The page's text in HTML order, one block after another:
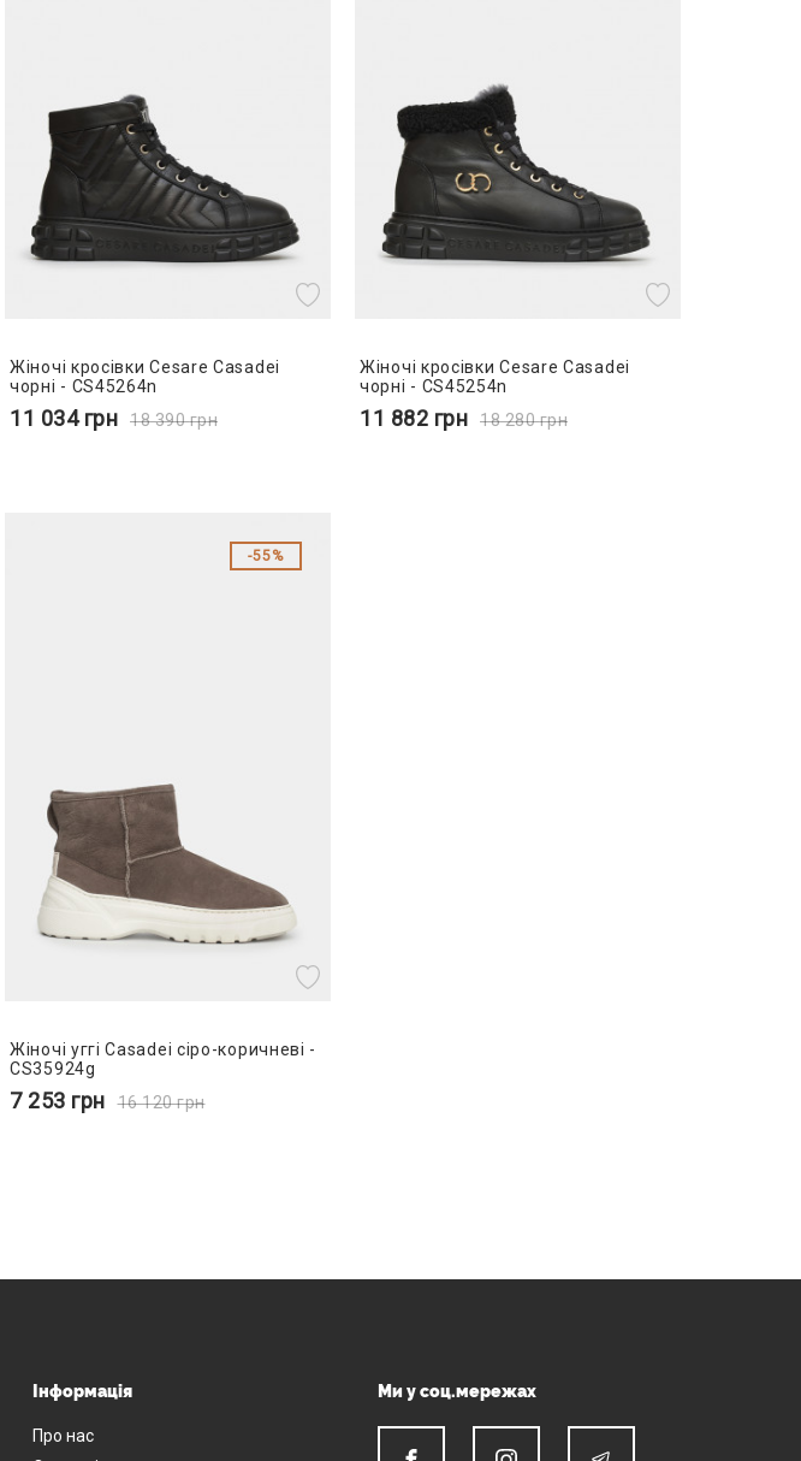
Жіночі кросівки Cesare Casadei
чорні - CS45264n
11 034грн 18 390грн
Жіночі кросівки Cesare Casadei
чорні - CS45254n
11 882 грн 18 280грн
55%
Жіночі уггі Casadei сіро-коричневі -
CS35924g
7 253 грн 16 120грн
Інформація
Про нас
Ми у соц.мережах